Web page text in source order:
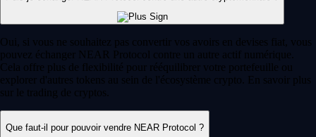
Oui, si vous ne souhaitez pas convertir vos avoirs en devises fiat, vous
pouvez échanger NEAR Protocol contre un autre actif numérique.
Cela offre plus de flexibilité pour rééquilibrer votre portefeuille ou
explorer d'autres tokens au sein de l'écosystème crypto. En savoir plus
sur le trading de cryptos.
Que faut-il pour pouvoir vendre NEAR Protocol ?